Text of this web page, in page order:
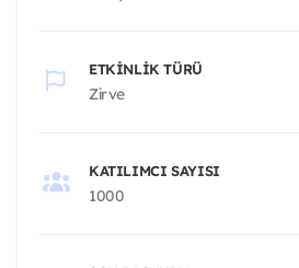
ETKINLIK TÜRÜ
Zirve
KATILIMCI SAYISI
1000